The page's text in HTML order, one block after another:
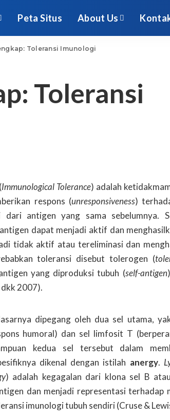
Peta Situs About Us
Toleransi Imunologi
Toleransi
Immunological Tolerance) adalah
respons (unresponsiveness)
dari antigen yang sama sebelumnya.
dapat menjadi aktif dan
tidak aktif atau tereliminasi dan
toleransi disebut tolerogen (
yang diproduksi tubuh (self-antigen
dkk 2007).
dipegang oleh dua sel utama,
humoral) dan sel limfosit T
kedua sel tersebut dalam
dikenal dengan istilah anergy.
) adalah kegagalan dari klona sel B
dan menjadi representasi terhadap
imunologi tubuh sendiri (Cruse &